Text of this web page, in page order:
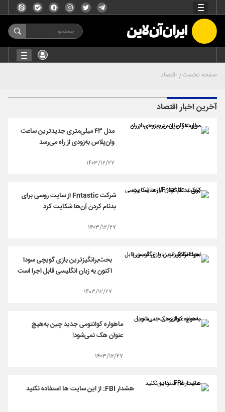
صفحه نخست اقتصاد
آخرین اخبار اقتصاد
مدل ۴۳ میلی‌متری جدیدترین ساعت
وان‌پلاس به‌زودی از راه می‌رسد
۱۴۰۳/۱۲/۲۷
شرکت Fntastic از سایت روسی برای
بدنام کردن آن‌ها شکایت کرد
۱۴۰۳/۱۲/۲۷
بحث‌برانگیزترین بازی گویچی سودا
اکنون به زبان انگلیسی قابل اجرا است
۱۴۰۳/۱۲/۲۷
ماهواره کوانتومی جدید چین به‌هیچ
عنوان هک نمی‌شود!
۱۴۰۳/۱۲/۲۷
هشدار FBI: از این سایت ها استفاده نکنید